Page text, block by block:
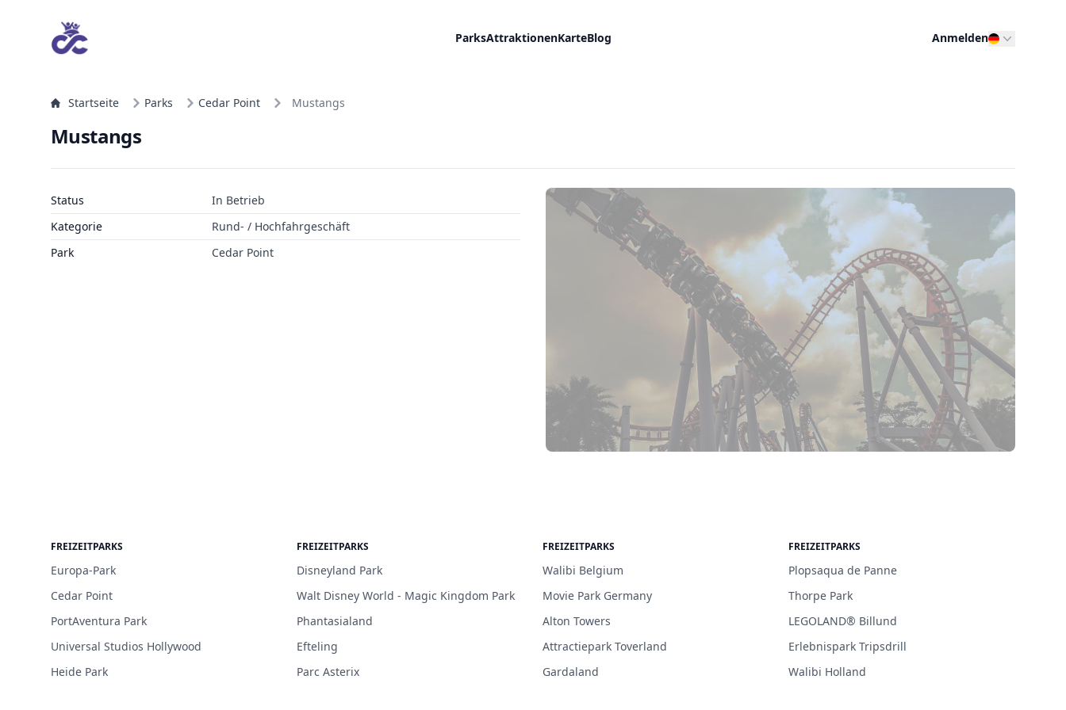
ParksAttraktionenKarteBlog Anmelden
Startseite Parks Cedar Point Mustangs
Mustangs
Status
In Betrieb
Kategorie
Rund- / Hochfahrgeschäft
Park
Cedar Point
FREIZEITPARKS
Europa-Park
Cedar Point
PortAventura Park
Universal Studios Hollywood
Heide Park
FREIZEITPARKS
Disneyland Park
Walt Disney World - Magic Kingdom Park
Phantasialand
Efteling
Parc Asterix
FREIZEITPARKS
Walibi Belgium
Movie Park Germany
Alton Towers
Attractiepark Toverland
Gardaland
FREIZEITPARKS
Plopsaqua de Panne
Thorpe Park
LEGOLAND® Billund
Erlebnispark Tripsdrill
Walibi Holland